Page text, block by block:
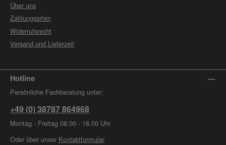
Über uns
Zahlungsarten
Widerrufsrecht
Versand und Lieferzeit
Hotline
Persönliche Fachberatung unter:
+49 (0) 38787 864968
Montag - Freitag 08.00 - 18.00 Uhr
Oder über unser Kontaktformular.